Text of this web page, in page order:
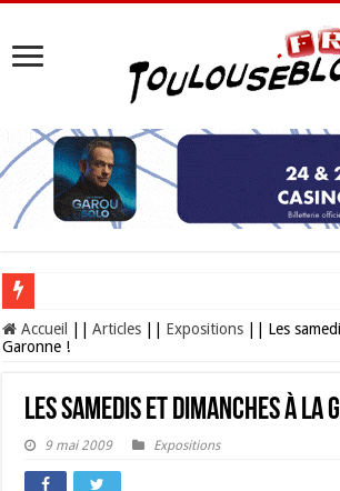
Les Nocturnes de la Cité de l’espace 2026 :
Accueil Articles Expositions
Les
Garonne !
Les samedis et dimanches à la
9 mai 2009 Expositions